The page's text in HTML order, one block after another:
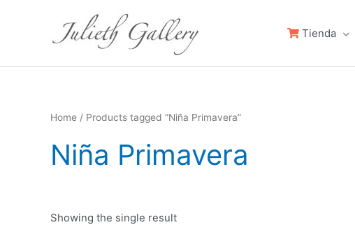
Tienda
Home / Products tagged “Niña Primavera”
Niña Primavera
Showing the single result